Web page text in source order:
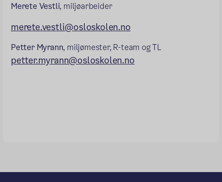
Merete Vestli, miljøarbeider
merete.vestli@osloskolen.no
Petter Myrann, miljømester, R-team og TL
petter.myrann@osloskolen.no